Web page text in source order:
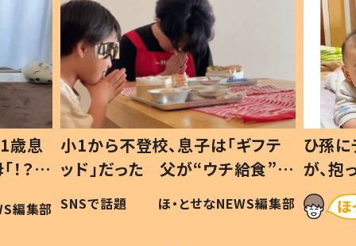
歳息
？」
編集部
小1から不登校、息子は「ギフテ
ッド」だった 父が“ウチ給食”を
作り続ける理由とは #令和の親
#令和の子
SNSで話題 ほ・とせなNEWS編集部
ひ孫
が、
「涙が
い」